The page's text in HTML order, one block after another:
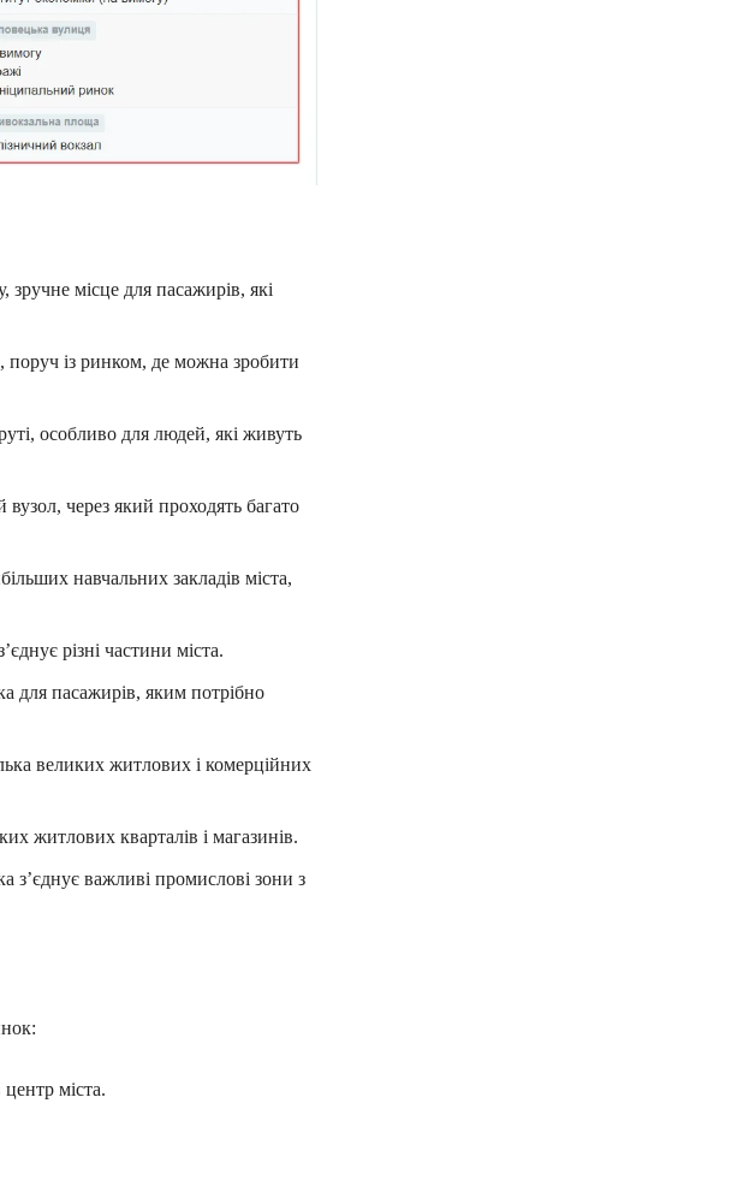
місце для пасажирів, які
із ринком, де можна зробити
особливо для людей, які живуть
через який проходять багато
навчальних закладів міста,
різні частини міста.
для пасажирів, яким потрібно
великих житлових і комерційних
житлових кварталів і магазинів.
з’єднує важливі промислові зони з
міста.